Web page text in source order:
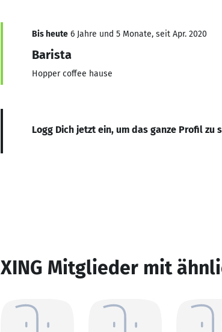
Bis heute 6 Jahre und 5 Monate, seit Apr. 2020
Barista
Hopper coffee hause
Logg Dich jetzt ein, um das ganze Profil zu
XING Mitglieder mit